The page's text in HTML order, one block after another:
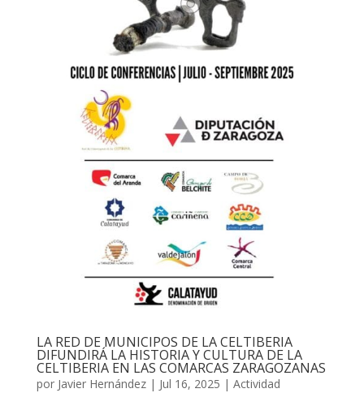
LA RED DE MUNICIPOS DE LA CELTIBERIA
DIFUNDIRÁ LA HISTORIA Y CULTURA DE LA
CELTIBERIA EN LAS COMARCAS ZARAGOZANAS
por Javier Hernández| Jul 16, 2025 | Actividad